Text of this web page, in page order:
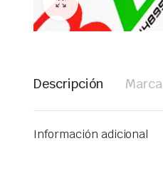
Descripción Marca
Información adicional